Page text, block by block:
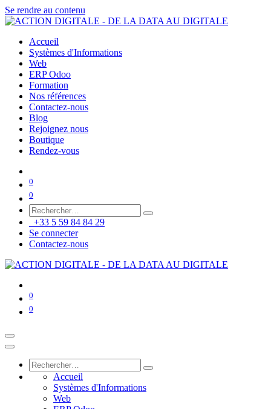
Se rendre au contenu
Accueil
Systèmes d'Informations
Web
ERP Odoo
Formation
Nos références
Contactez-nous
Blog
Rejoignez nous
Boutique
Rendez-vous
0
0
+33 5 59 84 84 29
Se connecter
Contactez-nous
0
0
Accueil
Systèmes d'Informations
Web